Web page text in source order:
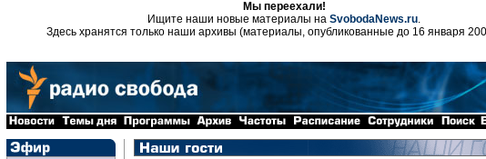
Мы переехали!
Ищите наши новые материалы на SvobodaNews.ru.
Здесь хранятся только наши архивы (материалы, опубликованные до 16 января